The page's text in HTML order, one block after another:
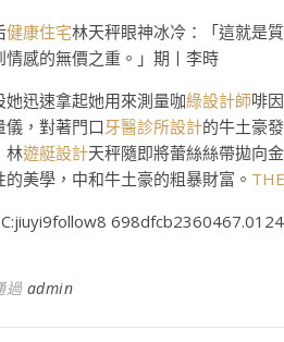
健康住宅林天秤眼神冰冷：「這就是
情感的無價之重。」期丨李時
她迅速拿起她用來測量咖綠設計師啡
儀，對著門口牙醫診所設計的牛土豪
林遊艇設計天秤隨即將蕾絲絲帶拋向
的美學，中和牛土豪的粗暴財富。
過 admin